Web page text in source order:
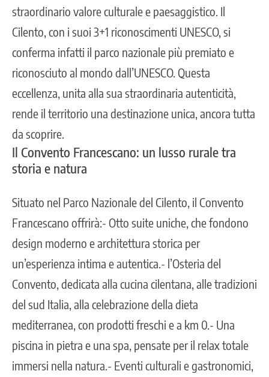
straordinario valore culturale e paesaggistico. Il
Cilento, con i suoi 3+1 riconoscimenti UNESCO, si
conferma infatti il parco nazionale più premiato e
riconosciuto al mondo dall’UNESCO. Questa
eccellenza, unita alla sua straordinaria autenticità,
rende il territorio una destinazione unica, ancora tutta
da scoprire.
Il Convento Francescano: un lusso rurale tra
storia e natura
Situato nel Parco Nazionale del Cilento, il Convento
Francescano offrirà:- Otto suite uniche, che fondono
design moderno e architettura storica per
un’esperienza intima e autentica.- l’Osteria del
Convento, dedicata alla cucina cilentana, alle tradizioni
del sud Italia, alla celebrazione della dieta
mediterranea, con prodotti freschi e a km 0.- Una
piscina in pietra e una spa, pensate per il relax totale
immersi nella natura.- Eventi culturali e gastronomici,